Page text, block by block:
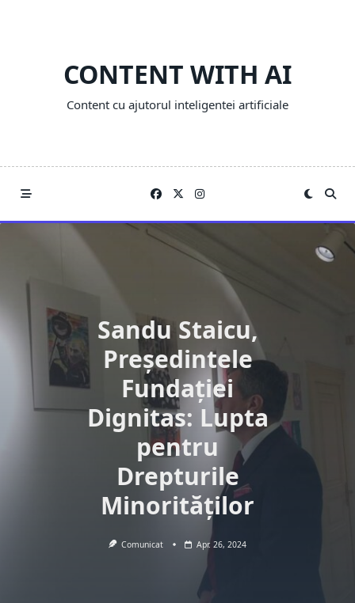
CONTENT WITH AI
Content cu ajutorul inteligentei artificiale
Sandu Staicu,
Președintele
Fundației
Dignitas: Lupta
pentru
Drepturile
Minorităților
Comunicat Apr. 26, 2024